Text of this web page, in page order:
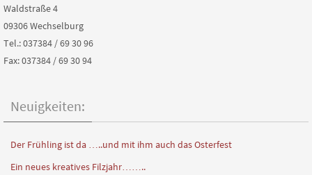
Waldstraße 4
09306 Wechselburg
Tel.: 037384 / 69 30 96
Fax: 037384 / 69 30 94
Neuigkeiten:
Der Frühling ist da …..und mit ihm auch das Osterfest
Ein neues kreatives Filzjahr……..